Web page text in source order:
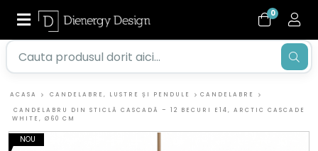
0
ACASA CANDELABRE, LUSTRE ȘI PENDULE
CANDELABRE
CANDELABRU DIN STICLĂ CASCADĂ – 12 BECURI E14, ARCTIC CASCADE
WHITE, Ø60 CM
NOU